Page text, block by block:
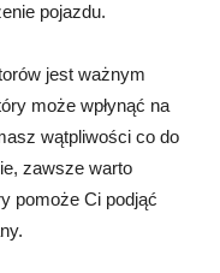
pojazdu.
jest ważnym
może wpłynąć na
wątpliwości co do
zawsze warto
pomoże Ci podjąć